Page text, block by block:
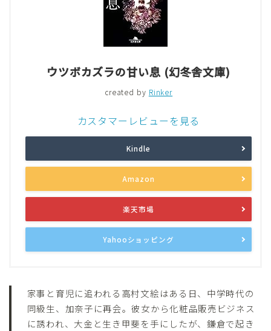
ウツボカズラの甘い息 (幻冬舎文庫)
created by Rinker
カスタマーレビューを見る
Kindle
Amazon
楽天市場
Yahooショッピング
家事と育児に追われる高村文絵はある日、中学時代の
同級生、加奈子に再会。彼女から化粧品販売ビジネス
に誘われ、大金と生き甲斐を手にしたが、鎌倉で起き